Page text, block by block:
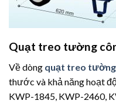
Quạt treo tường
Về dòng quạt treo tường
thước và khả năng hoạt
KWP-1845, KWP-2460,